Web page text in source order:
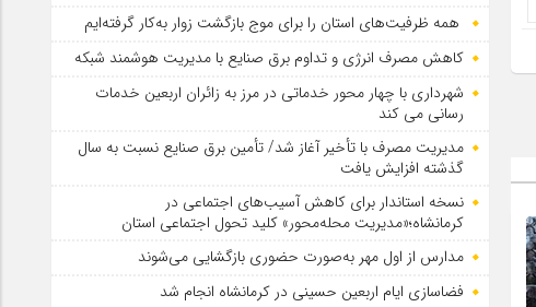
همه ظرفیت‌های استان را برای موج بازگشت زوار به‌کار گرفته‌ایم
کاهش مصرف انرژی و تداوم برق صنایع با مدیریت هوشمند شبکه
شهرداری با چهار محور خدماتی در مرز به زائران اربعین خدمات
رسانی می کند
مدیریت مصرف با تأخیر آغاز شد/ تأمین برق صنایع نسبت به سال
گذشته افزایش یافت
نسخه استاندار برای کاهش آسیب‌های اجتماعی در
کرمانشاه؛«مدیریت محله‌محور» کلید تحول اجتماعی استان
مدارس از اول مهر به‌صورت حضوری بازگشایی می‌شوند
فضاسازی ایام اربعین حسینی در کرمانشاه انجام شد